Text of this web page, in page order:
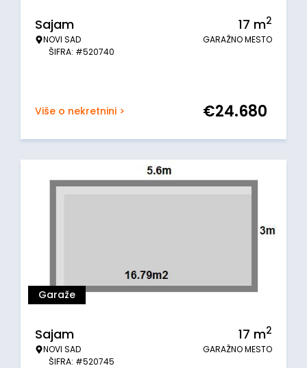
Sajam
NOVI SAD
ŠIFRA: #520740
17 m2
GARAŽNO MESTO
Više o nekretnini > €24.680
Garaže
Sajam
NOVI SAD
ŠIFRA: #520745
17 m2
GARAŽNO MESTO